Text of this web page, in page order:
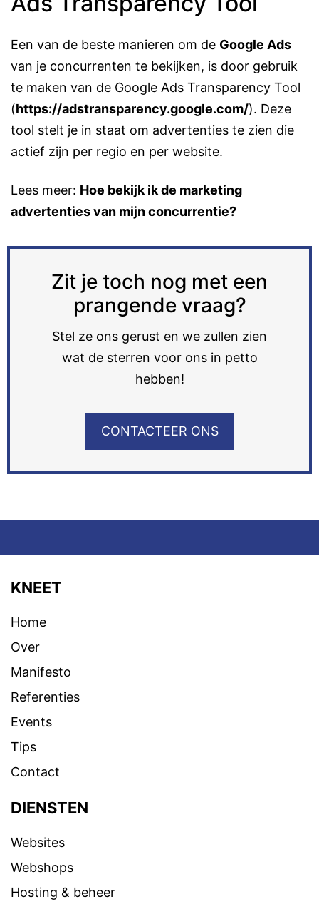
Een van de beste manieren om de Google Ads
van je concurrenten te bekijken, is door gebruik
te maken van de Google Ads Transparency Tool
(https://adstransparency.google.com/). Deze
tool stelt je in staat om advertenties te zien die
actief zijn per regio en per website.
Lees meer: Hoe bekijk ik de marketing
advertenties van mijn concurrentie?
Zit je toch nog met een
prangende vraag?
Stel ze ons gerust en we zullen zien
wat de sterren voor ons in petto
hebben!
CONTACTEER ONS
KNEET
Home
Over
Manifesto
Referenties
Events
Tips
Contact
DIENSTEN
Websites
Webshops
Hosting & beheer